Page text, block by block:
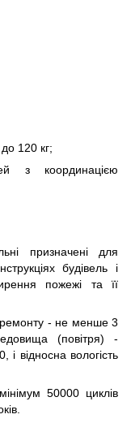
120 кг;
з координацією
призначені для
будівель і
пожежі та її
ремонту - не менше 3
(повітря) -
відносна вологість
50000 циклів